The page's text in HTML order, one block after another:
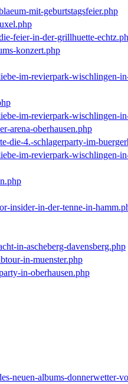
mit-geburtstagsfeier.php
feier-in-der-grillhuette-
konzert.php
im-revierpark-wischlingen-
im-revierpark-wischlingen-
arena-oberhausen.php
die-4.-schlagerparty-im-
im-revierpark-wischlingen-
insider-in-der-tenne-in-
in-ascheberg-davensberg.php
in-muenster.php
in-oberhausen.php
neuen-albums-donnerwetter-